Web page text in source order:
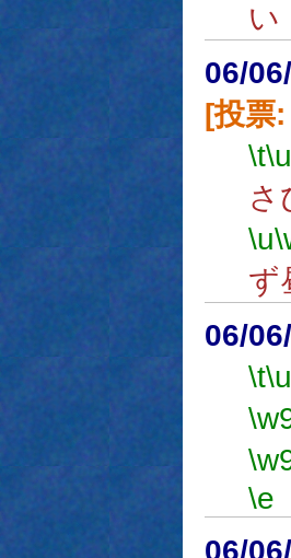
い
06/
[投票
\t\u
さ
\u
ず
06/
\t\u
\e
06/